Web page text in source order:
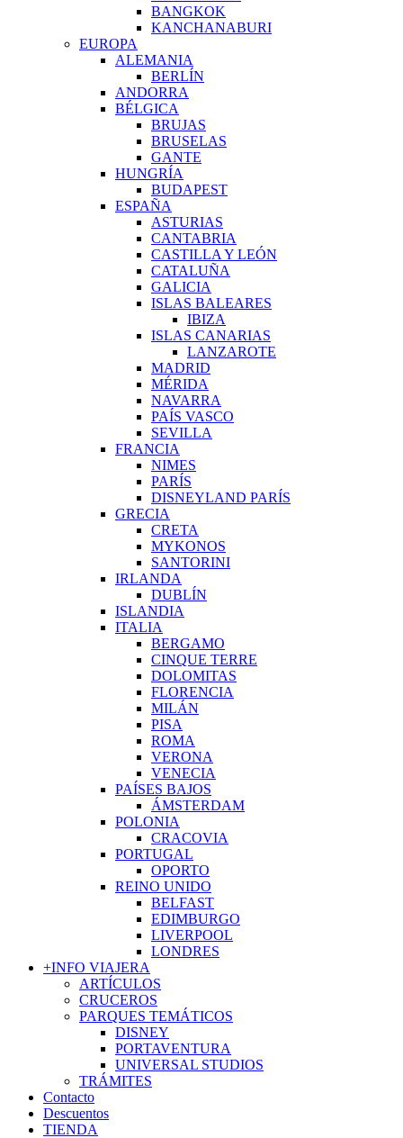
BANGKOK
KANCHANABURI
EUROPA
ALEMANIA
BERLÍN
ANDORRA
BÉLGICA
BRUJAS
BRUSELAS
GANTE
HUNGRÍA
BUDAPEST
ESPAÑA
ASTURIAS
CANTABRIA
CASTILLA Y LEÓN
CATALUÑA
GALICIA
ISLAS BALEARES
IBIZA
ISLAS CANARIAS
LANZAROTE
MADRID
MÉRIDA
NAVARRA
PAÍS VASCO
SEVILLA
FRANCIA
NIMES
PARÍS
DISNEYLAND PARÍS
GRECIA
CRETA
MYKONOS
SANTORINI
IRLANDA
DUBLÍN
ISLANDIA
ITALIA
BERGAMO
CINQUE TERRE
DOLOMITAS
FLORENCIA
MILÁN
PISA
ROMA
VERONA
VENECIA
PAÍSES BAJOS
ÁMSTERDAM
POLONIA
CRACOVIA
PORTUGAL
OPORTO
REINO UNIDO
BELFAST
EDIMBURGO
LIVERPOOL
LONDRES
+INFO VIAJERA
ARTÍCULOS
CRUCEROS
PARQUES TEMÁTICOS
DISNEY
PORTAVENTURA
UNIVERSAL STUDIOS
TRÁMITES
Contacto
Descuentos
TIENDA